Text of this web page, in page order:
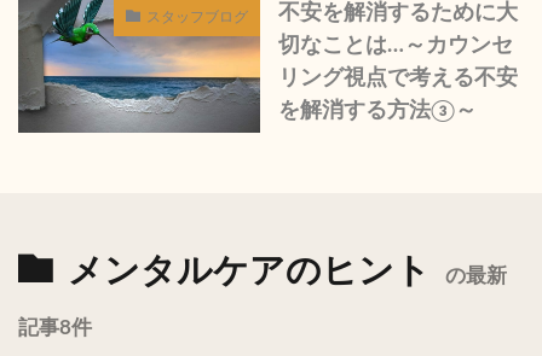
スタッフブログ
不安を解消するために大
切なことは…～カウンセ
リング視点で考える不安
を解消する方法③～
メンタルケアのヒント の最新
記事8件